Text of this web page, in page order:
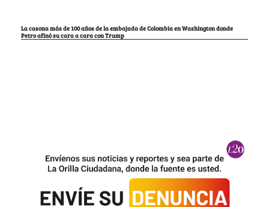
La casona más de 100 años de la embajada de Colombia en Washington donde
Petro afinó su cara a cara con Trump